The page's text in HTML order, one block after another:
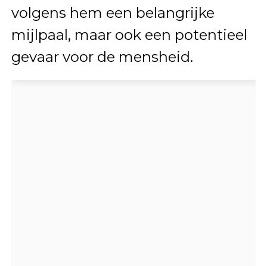
volgens hem een belangrijke
mijlpaal, maar ook een potentieel
gevaar voor de mensheid.